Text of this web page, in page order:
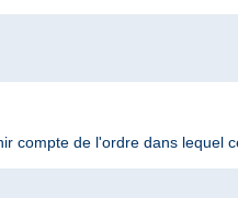
compte de l'ordre dans lequel